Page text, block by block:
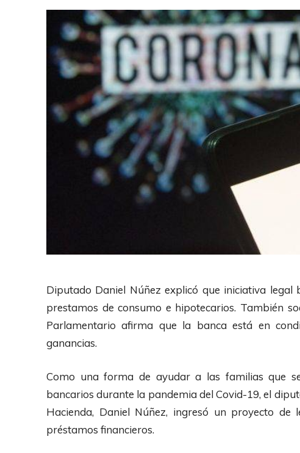
Diputado Daniel Núñez explicó que iniciativa
prestamos de consumo e hipotecarios. También
Parlamentario afirma que la banca está en
ganancias.
Como una forma de ayudar a las familias que
bancarios durante la pandemia del Covid-19, el
Hacienda, Daniel Núñez, ingresó un proyecto
préstamos financieros.